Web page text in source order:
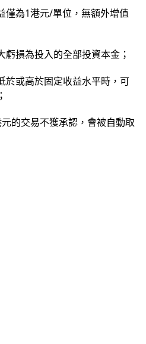
僅為1港元/單位，無額外增值
損為投入的全部投資本金；
於或高於固定收益水平時，可
的交易不獲承認，會被自動取